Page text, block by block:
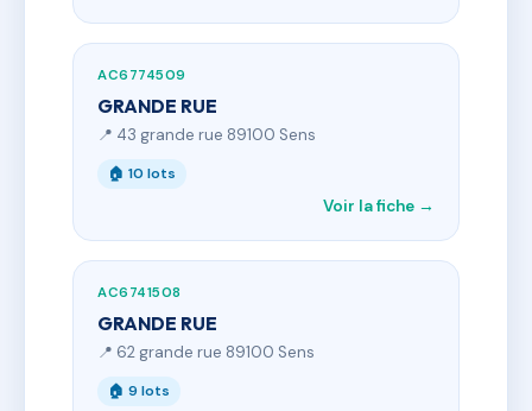
AC6774509
GRANDE RUE
📍 43 grande rue 89100 Sens
🏠 10 lots
Voir la fiche →
AC6741508
GRANDE RUE
📍 62 grande rue 89100 Sens
🏠 9 lots